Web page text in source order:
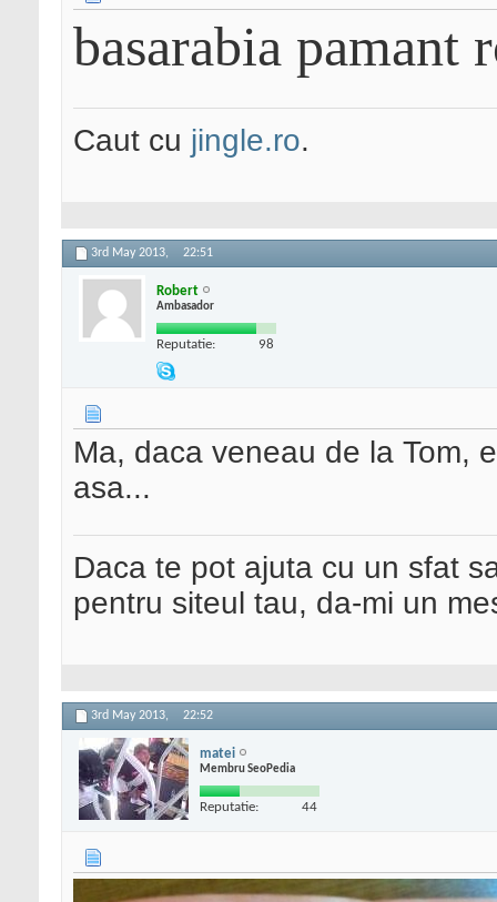
basarabia pamant
Caut cu jingle.ro.
3rd May 2013, 22:51
Robert
Ambasador
Reputatie: 98
Ma, daca veneau de la Tom,
asa...
Daca te pot ajuta cu un sfat
pentru siteul tau, da-mi un
3rd May 2013, 22:52
matei
Membru SeoPedia
Reputatie: 44